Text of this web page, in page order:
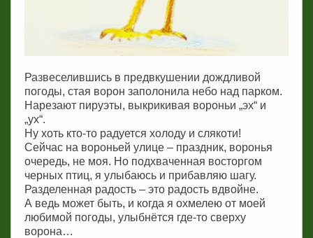
Развеселившись в предвкушении дождливой
погоды, стая ворон заполонила небо над парком.
Нарезают пируэты, выкрикивая вороньи „эх“ и
„ух“.
Ну хоть кто-то радуется холоду и слякоти!
Сейчас на вороньей улице – праздник, воронья
очередь, не моя. Но подхваченная восторгом
черных птиц, я улыбаюсь и прибавляю шагу.
Разделенная радость – это радость вдвойне.
А ведь может быть, и когда я охмелею от моей
любимой погоды, улыбнётся где-то сверху
ворона…